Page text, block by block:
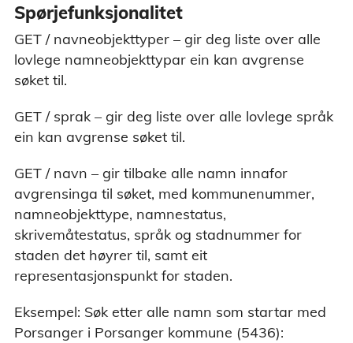
Spørjefunksjonalitet
GET / navneobjekttyper – gir deg liste over alle
lovlege namneobjekttypar ein kan avgrense
søket til.
GET / sprak – gir deg liste over alle lovlege språk
ein kan avgrense søket til.
GET / navn – gir tilbake alle namn innafor
avgrensinga til søket, med kommunenummer,
namneobjekttype, namnestatus,
skrivemåtestatus, språk og stadnummer for
staden det høyrer til, samt eit
representasjonspunkt for staden.
Eksempel: Søk etter alle namn som startar med
Porsanger i Porsanger kommune (5436):